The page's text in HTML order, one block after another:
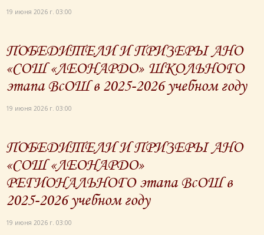
19 июня 2026 г. 03:00
ПОБЕДИТЕЛИ И ПРИЗЕРЫ АНО
«СОШ «ЛЕОНАРДО» ШКОЛЬНОГО
этапа ВсОШ в 2025-2026 учебном году
19 июня 2026 г. 03:00
ПОБЕДИТЕЛИ И ПРИЗЕРЫ АНО
«СОШ «ЛЕОНАРДО»
РЕГИОНАЛЬНОГО этапа ВсОШ в
2025-2026 учебном году
19 июня 2026 г. 03:00